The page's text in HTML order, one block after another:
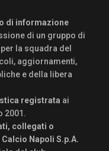
di informazione
di un gruppo di
la squadra del
aggiornamenti,
e della libera
registrata ai
2001.
collegati o
Napoli S.p.A.